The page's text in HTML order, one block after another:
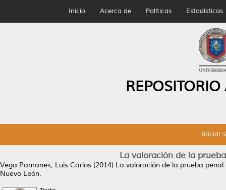
Inicio Acerca de Políticas Estadísticas
Iniciar
La valoración de la
Vega Pamanes, Luis Carlos (2014) La valoración de la prueba
Nuevo León.